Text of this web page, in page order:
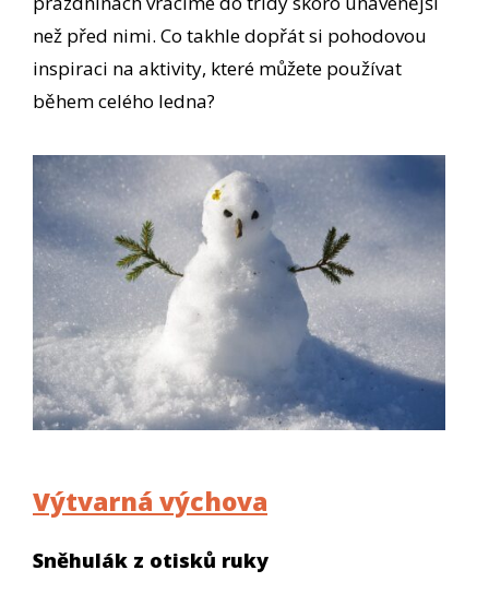
než před nimi. Co takhle dopřát si pohodovou
inspiraci na aktivity, které můžete používat
během celého ledna?
Výtvarná výchova
Sněhulák z otisků ruky